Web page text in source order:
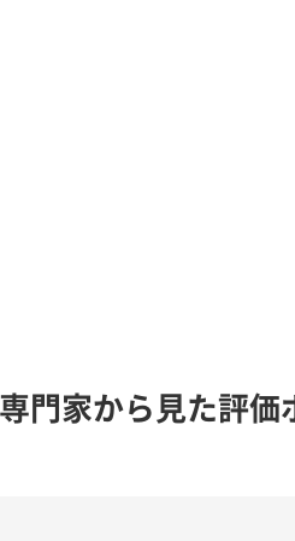
門家から見た評価